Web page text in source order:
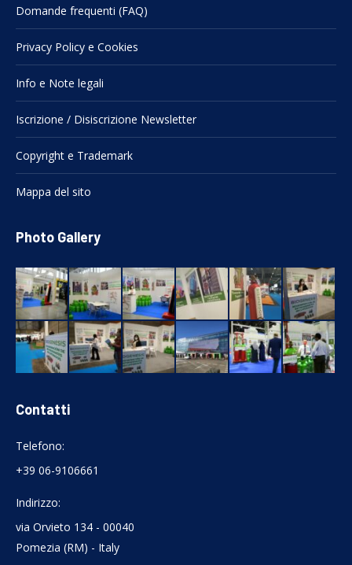
Domande frequenti (FAQ)
Privacy Policy e Cookies
Info e Note legali
Iscrizione / Disiscrizione Newsletter
Copyright e Trademark
Mappa del sito
Photo Gallery
Contatti
Telefono:
+39 06-9106661
Indirizzo:
via Orvieto 134 - 00040
Pomezia (RM) - Italy